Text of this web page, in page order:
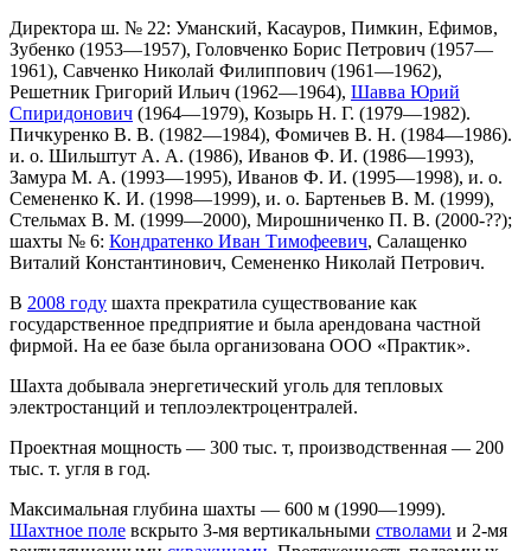
Директора ш. № 22: Уманский, Касауров, Пимкин, Ефимов,
Зубенко (1953—1957), Головченко Борис Петрович (1957—
1961), Савченко Николай Филиппович (1961—1962),
Решетник Григорий Ильич (1962—1964), Шавва Юрий
Спиридонович (1964—1979), Козырь Н. Г. (1979—1982).
Пичкуренко В. В. (1982—1984), Фомичев В. Н. (1984—1986).
и. о. Шильштут А. А. (1986), Иванов Ф. И. (1986—1993),
Замура М. А. (1993—1995), Иванов Ф. И. (1995—1998), и. о.
Семененко К. И. (1998—1999), и. о. Бартеньев В. М. (1999),
Стельмах В. М. (1999—2000), Мирошниченко П. В. (2000-??);
шахты № 6: Кондратенко Иван Тимофеевич, Салащенко
Виталий Константинович, Семененко Николай Петрович.
В 2008 году шахта прекратила существование как
государственное предприятие и была арендована частной
фирмой. На ее базе была организована ООО «Практик».
Шахта добывала энергетический уголь для тепловых
электростанций и теплоэлектроцентралей.
Проектная мощность — 300 тыс. т, производственная — 200
тыс. т. угля в год.
Максимальная глубина шахты — 600 м (1990—1999).
Шахтное поле вскрыто 3-мя вертикальными стволами и 2-мя